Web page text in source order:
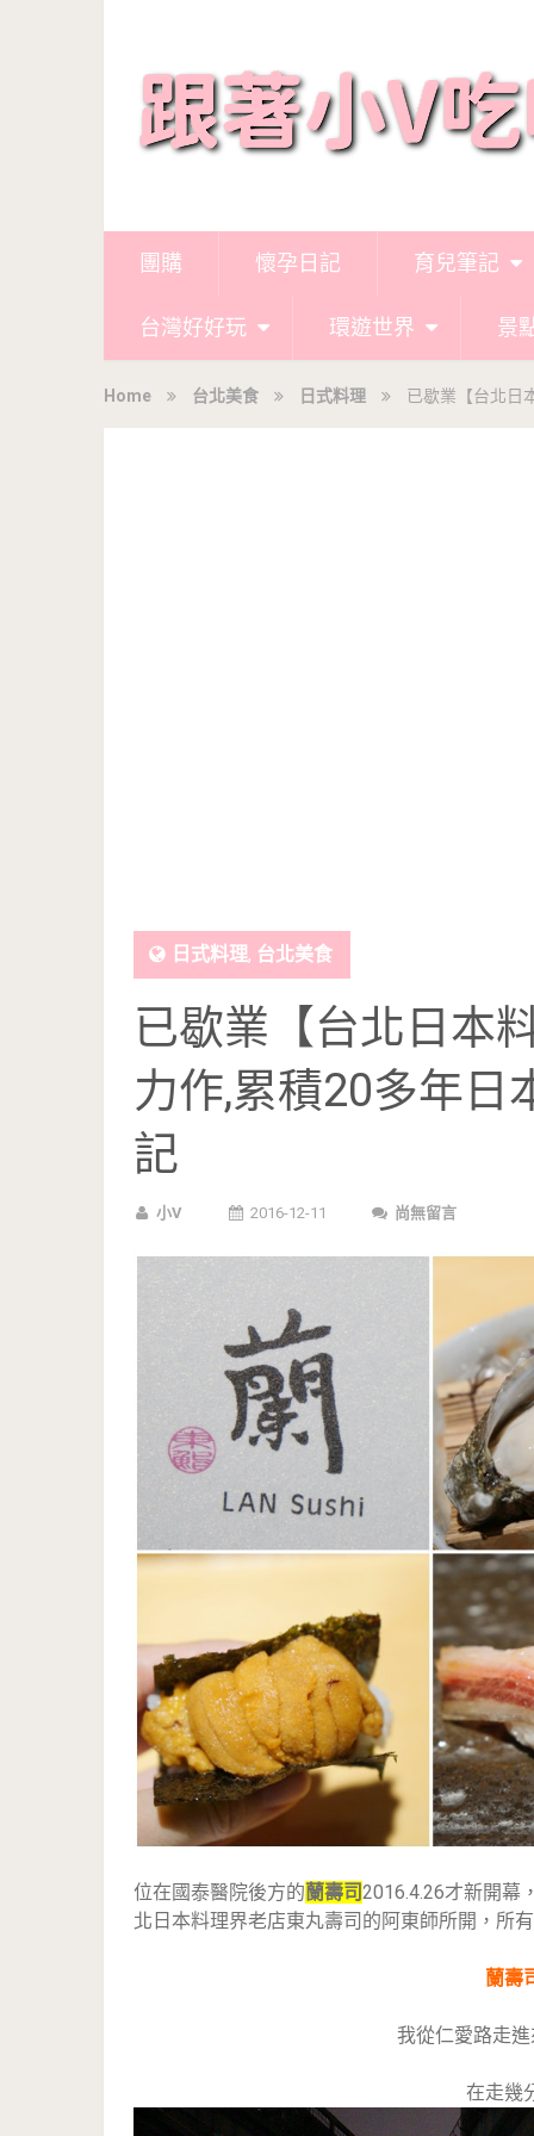
團購 懷孕日記 育兒筆記
台灣好好玩 環遊世界 景
Home 台北美食 日式料理 已歇業【台北日
日式料理, 台北美食
已歇業【台北日本
力作,累積20多年日
記
小V 2016-12-11 尚無留言
位在國泰醫院後方的蘭壽司2016.4.26才新開幕
北日本料理界老店東丸壽司的阿東師所開，所
蘭壽
我從仁愛路走
在走幾